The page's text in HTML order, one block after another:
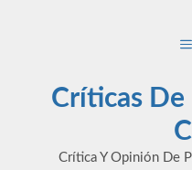
Críticas De
Crítica Y Opinión De